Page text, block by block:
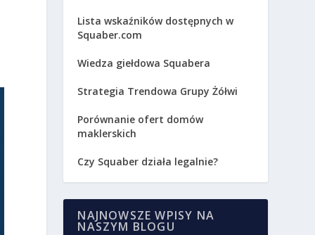
Lista wskaźników dostępnych w
Squaber.com
Wiedza giełdowa Squabera
Strategia Trendowa Grupy Żółwi
Porównanie ofert domów
maklerskich
Czy Squaber działa legalnie?
NAJNOWSZE WPISY NA
NASZYM BLOGU